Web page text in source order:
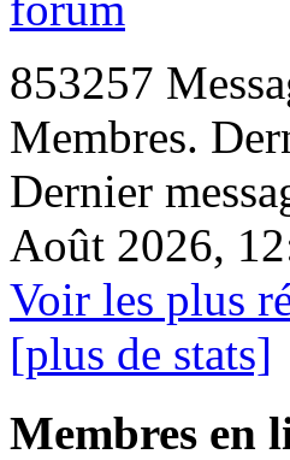
853257
Membres.
Dernier
Août 2026,
Voir les plus
[plus de stats]
Membres en